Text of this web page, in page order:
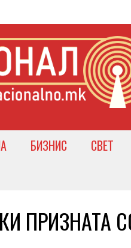
БИЗНИС СВЕТ
ПРИЗНАТА